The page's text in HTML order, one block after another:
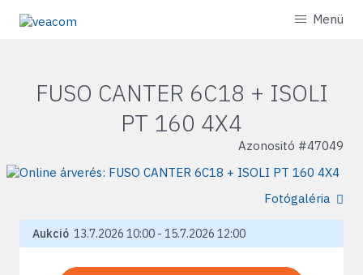
Menü
FUSO CANTER 6C18 + ISOLI
PT 160 4X4
Azonositó #47049
Fotógaléria
Aukció 13.7.2026 10:00 - 15.7.2026 12:00